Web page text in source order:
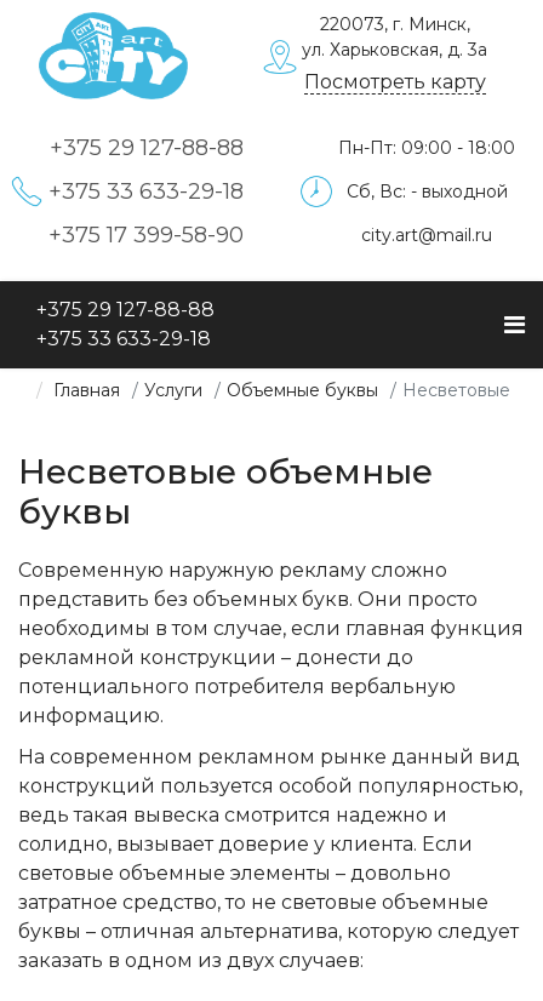
220073, г. Минск,
ул. Харьковская, д. 3а
Посмотреть карту
+375 29127-88-88
+375 33 633-29-18
+375 17 399-58-90
Пн-Пт: 09:00 - 18:00
Сб, Вс: - выходной
city.art@mail.ru
+375 29 127-88-88
+375 33 633-29-18
Главная Услуги Объемные буквы Несветовые
Несветовые объемные
буквы
Современную наружную рекламу сложно
представить без объемных букв. Они просто
необходимы в том случае, если главная функция
рекламной конструкции – донести до
потенциального потребителя вербальную
информацию.
На современном рекламном рынке данный вид
конструкций пользуется особой популярностью,
ведь такая вывеска смотрится надежно и
солидно, вызывает доверие у клиента. Если
световые объемные элементы – довольно
затратное средство, то не световые объемные
буквы – отличная альтернатива, которую следует
заказать в одном из двух случаев: